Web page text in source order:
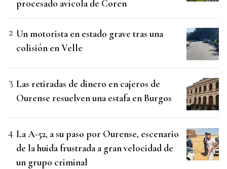
procesado avícola de Coren
Un motorista en estado grave tras una
colisión en Velle
Las retiradas de dinero en cajeros de
Ourense resuelven una estafa en Burgos
La A-52, a su paso por Ourense, escenario
de la huida frustrada a gran velocidad de
un grupo criminal